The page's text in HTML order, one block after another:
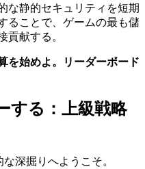
な静的セキュリティを短期
ることで、ゲームの最も儲
貢献する。
を始めよ。リーダーボード
する：上級戦略
な深掘りへようこそ。